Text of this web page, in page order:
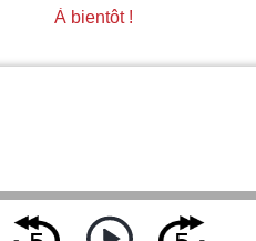
À bientôt !